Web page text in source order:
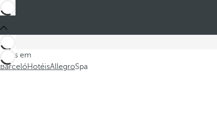
Estes em
BarcelóHotéisAllegroSpa